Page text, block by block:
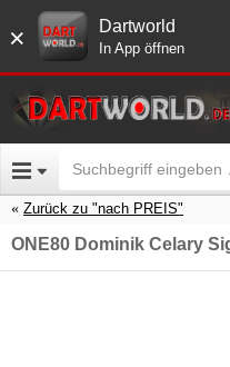
× Dartworld
In App öffnen
Zurück zu "nach PREIS"
ONE80 Dominik Celary